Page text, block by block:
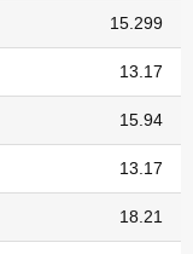
15.299
13.17
15.94
13.17
18.21